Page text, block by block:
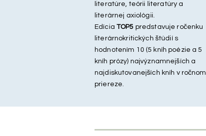
literatúre, teórii literatúry a
literárnej axiológii.
Edícia TOP5 predstavuje ročenku
literárnokritických štúdií s
hodnotením 10 (5 kníh poézie a 5
kníh prózy) najvýznamnejších a
najdiskutovanejších kníh v ročnom
priereze.